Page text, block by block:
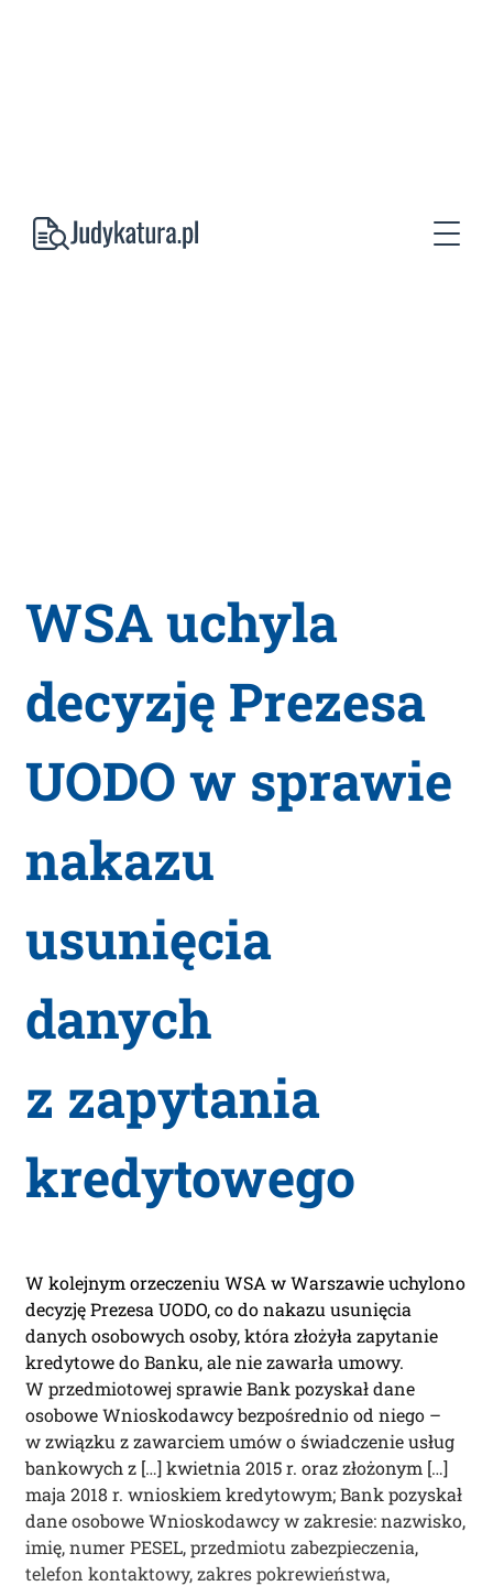
WSA uchyla
decyzję Prezesa
UODO w sprawie
nakazu
usunięcia
danych
z zapytania
kredytowego
W kolejnym orzeczeniu WSA w Warszawie uchylono
decyzję Prezesa UODO, co do nakazu usunięcia
danych osobowych osoby, która złożyła zapytanie
kredytowe do Banku, ale nie zawarła umowy.
W przedmiotowej sprawie Bank pozyskał dane
osobowe Wnioskodawcy bezpośrednio od niego –
w związku z zawarciem umów o świadczenie usług
bankowych z […] kwietnia 2015 r. oraz złożonym […]
maja 2018 r. wnioskiem kredytowym; Bank pozyskał
dane osobowe Wnioskodawcy w zakresie: nazwisko,
imię, numer PESEL, przedmiotu zabezpieczenia,
telefon kontaktowy, zakres pokrewieństwa,